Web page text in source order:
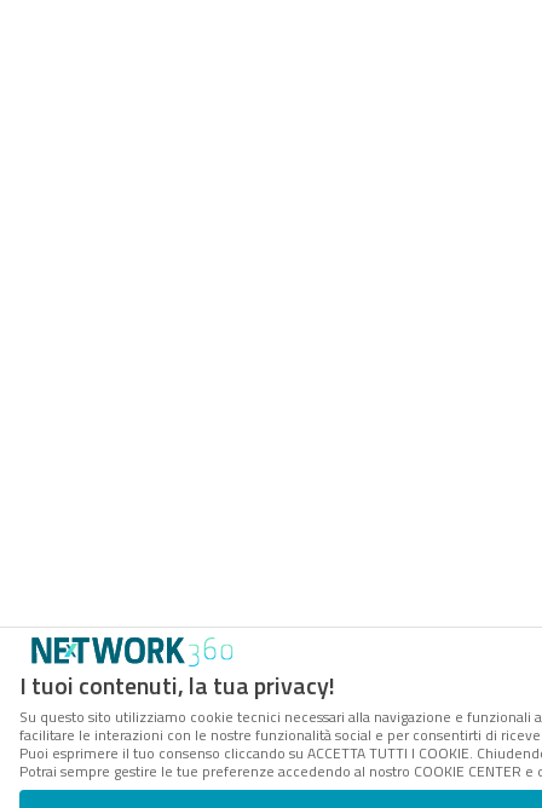
I tuoi contenuti, la tua privacy!
Su questo sito utilizziamo cookie tecnici necessari alla navigazione e
facilitare le interazioni con le nostre funzionalità social e per consentirti di
Puoi esprimere il tuo consenso cliccando su ACCETTA TUTTI I COOKIE.
Potrai sempre gestire le tue preferenze accedendo al nostro COOKIE